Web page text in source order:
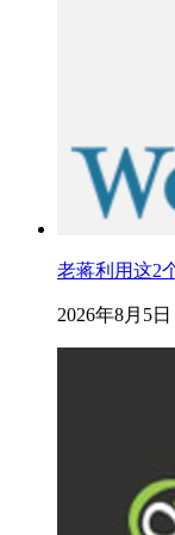
老蒋利用这2
2026年8月5日